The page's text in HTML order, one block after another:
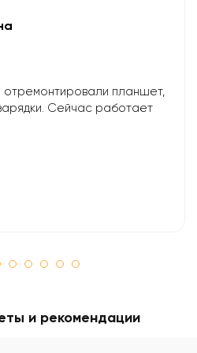
планшет,
Сейчас работает
и рекомендации